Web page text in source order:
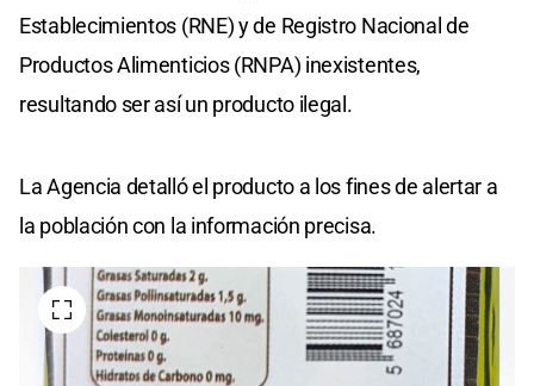
Establecimientos (RNE) y de Registro Nacional de
Productos Alimenticios (RNPA) inexistentes,
resultando ser así un producto ilegal.
La Agencia detalló el producto a los fines de alertar a
la población con la información precisa.